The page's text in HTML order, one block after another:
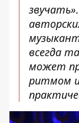
всегда
может
ритмом